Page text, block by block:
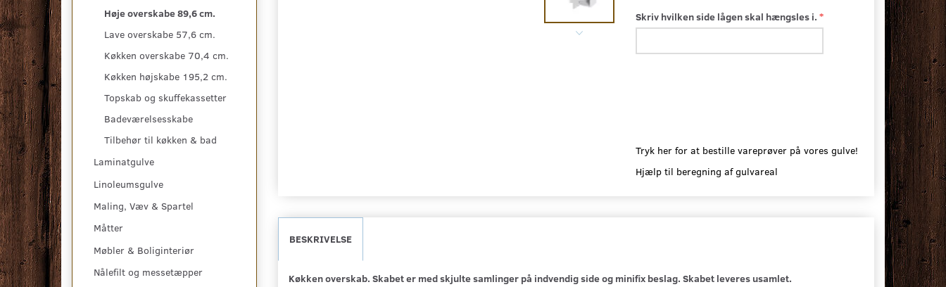
Høje overskabe 89,6 cm.
Lave overskabe 57,6 cm.
Køkken overskabe 70,4 cm.
Køkken højskabe 195,2 cm.
Topskab og skuffekassetter
Badeværelsesskabe
Tilbehør til køkken & bad
Laminatgulve
Linoleumsgulve
Maling, Væv & Spartel
Måtter
Møbler & Boliginteriør
Nålefilt og messetæpper
Skriv hvilken side lågen skal hængsles i.
Tryk her for at bestille vareprøver på vores gulve!
Hjælp til beregning af gulvareal
BESKRIVELSE
Køkken overskab. Skabet er med skjulte samlinger på indvendig side og minifix beslag. Skabet leveres usamlet.